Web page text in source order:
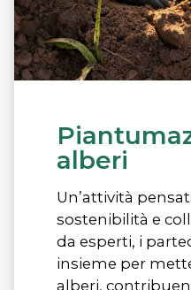
alberi
Un’attività
sostenibilità e
da esperti, i
insieme per
alberi,